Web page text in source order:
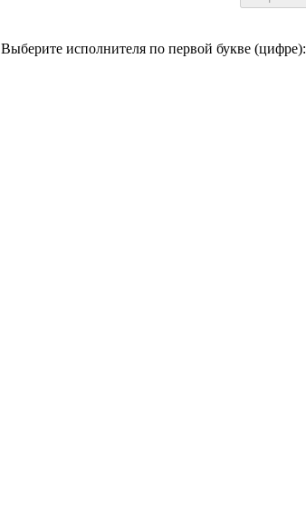
Выберите исполнителя по первой букве (цифре):